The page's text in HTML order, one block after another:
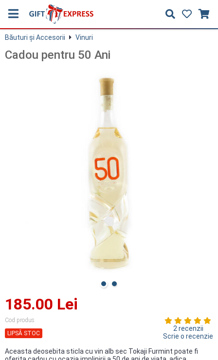
Băuturi și Accesorii Vinuri
Cadou pentru 50 Ani
185.00 Lei
Cod produs
LIPSĂ STOC
2 recenzii
Scrie o recenzie
Aceasta deosebita sticla cu vin alb sec Tokaji Furmint poate fi